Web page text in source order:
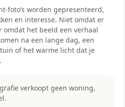
foto’s worden gepresenteerd,
en interesse. Niet omdat er
omdat het beeld een verhaal
na een lange dag, een
of het warme licht dat je
verkoopt geen woning,